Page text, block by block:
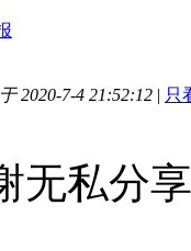
2020-7-4 21:52:12 | 只
无私分享